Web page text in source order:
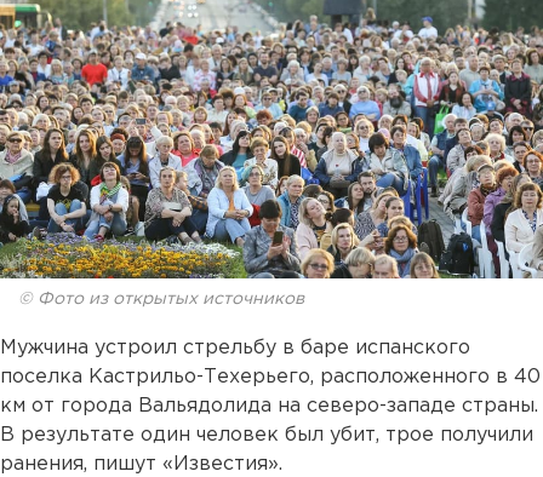
© Фото из открытых источников
Мужчина устроил стрельбу в баре испанского
поселка Кастрильо-Техерьего, расположенного в 40
км от города Вальядолида на северо-западе страны.
В результате один человек был убит, трое получили
ранения, пишут «Известия».